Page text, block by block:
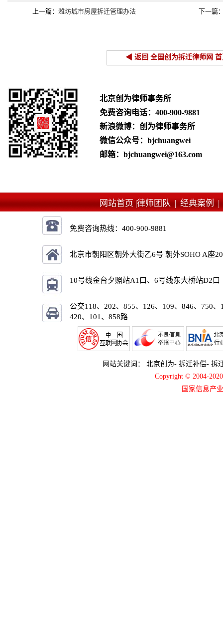
上一篇： 潍坊城市房屋拆迁管理办法 下一篇
◀ 返回 全国创为拆迁律师网
北京创为律师事务所
免费咨询电话： 400-900-9881
新浪微博：创为律师事务所
微信公众号：bjchuangwei
邮箱：bjchuangwei@163.com
网站首页 |律师团队 |经典案例
免费咨询热线：400-900-9881
北京市朝阳区朝外大街乙6号 朝外SOHO A座
10号线金台夕照站A1口、6号线东大桥站D2口
公交118、202、855、126、109、846、750、
420、101、858路
网站关键词： 北京创为- 拆迁补偿- 拆
Copyright © 2004-
国家信息产